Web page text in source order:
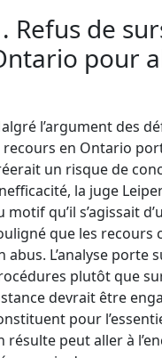
Refus de
pour
l’argument des
recours en Ontario
un risque de
la juge
motif qu’il s’agissait
que les recours
abus. L’analyse porte
plutôt que
devrait être
pour
résulte peut aller à